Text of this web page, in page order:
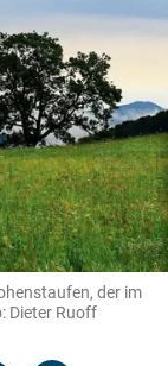
der im
Dieter Ruoff